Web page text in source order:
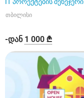
თბილისი
-დან 1 000 ₾